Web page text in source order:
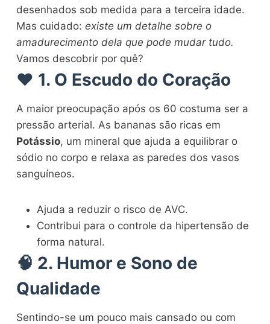
desenhados sob medida para a terceira idade.
Mas cuidado:existe um detalhe sobre o
amadurecimento dela que pode mudar tudo.
Vamos descobrir por quê?
❤️ 1. O Escudo do Coração
A maior preocupação após os 60 costuma ser a
pressão arterial. As bananas são ricas em
Potássio, um mineral que ajuda a equilibrar o
sódio no corpo e relaxa as paredes dos vasos
sanguíneos.
Ajuda a reduzir o risco de AVC.
Contribui para o controle da hipertensão de
forma natural.
🧠 2. Humor e Sono de
Qualidade
Sentindo-se um pouco mais cansado ou com